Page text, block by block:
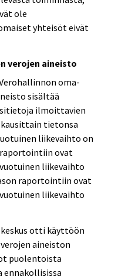
ole
yhteisöt eivät
verojen aineisto
oma-
sisältää
ilmoittavien
tietonsa
liikevaihto on
ovat
liikevaihto
raportointiin ovat
liikevaihto
otti käyttöön
aineiston
puolentoista
ennakollisissa